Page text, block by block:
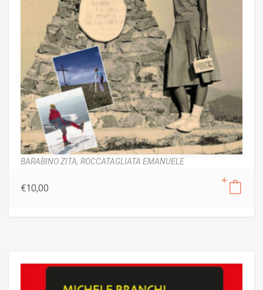
BARABINO ZITA, ROCCATAGLIATA EMANUELE
€10,00